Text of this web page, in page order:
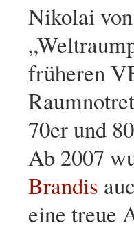
Nikolai
früheren
70er und
Ab 2007
Brandis
eine treue